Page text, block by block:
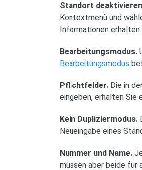
Standort
Kontextmenü und
Informationen erhalten
Bearbeitungsmodus.
Bearbeitungsmodus
Pflichtfelder. Die in
eingeben, erhalten Sie
Kein Dupliziermodus.
Neueingabe eines
Nummer und Name.
müssen aber beide für